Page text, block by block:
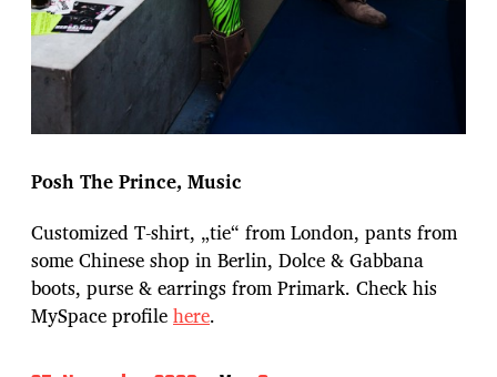
Posh The Prince, Music
Customized T-shirt, „tie“ from London, pants from
some Chinese shop in Berlin, Dolce & Gabbana
boots, purse & earrings from Primark. Check his
MySpace profilehere.